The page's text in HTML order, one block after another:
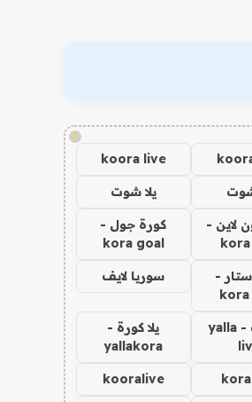
!
koora live
شوت يلا شوت
لاين -
كورة جول -
kora goal
-
سوريا لايف
يلا لايف - yalla
يلا كورة -
yallakora
kooralive